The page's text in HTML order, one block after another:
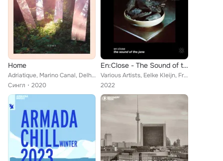
Home
Adriatique, Marino Canal, Delhia De France
Сингл
2020
En:Close - The Sound of the Jane
Various Artists, Eelke Kleijn, Franc Fala, Anfisa Letyago, Kajan Chow, Sebastian Mullaert, Durante, DJ Oyster, Marino Canal, Sue...
2022